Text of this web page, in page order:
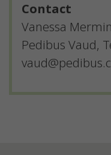
Contact
Vanessa
Pedibus Vaud,